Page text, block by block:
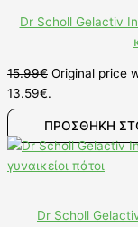
Dr Scholl Gelactiv
15.99€ Original price
13.59€.
ΠΡΟΣΘΉΚΗ
Dr Scholl